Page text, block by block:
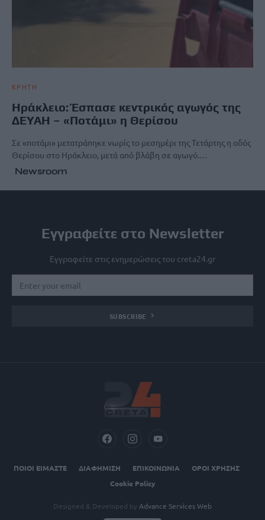
ΚΡΗΤΗ
Ηράκλειο: Έσπασε κεντρικός αγωγός της
ΔΕΥΑΗ – «Ποτάμι» η Θερίσου
Σε «ποτάμι» μετατράπηκε νωρίς το μεσημέρι της Τετάρτης η οδός
Θερίσου στο Ηράκλειο, μετά από βλάβη σε αγωγό.…
Newsroom
Εγγραφείτε στο Newsletter
Εγγραφείτε στις ενημερώσεις του creta24.gr
SUBSCRIBE
ΠΟΙΟΙ ΕΙΜΑΣΤΕ ΔΙΑΦΗΜΙΣΗ ΕΠΙΚΟΙΝΩΝΙΑ
ΟΡΟΙ ΧΡΗΣΗΣ
Cookie Policy
Designed & Developed by Advance Services Web